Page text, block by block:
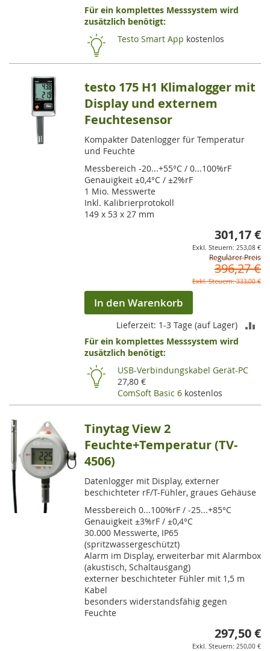
Für ein komplettes Messsystem wird
zusätzlich benötigt:
Testo Smart App kostenlos
testo 175 H1 Klimalogger mit
Display und externem
Feuchtesensor
Kompakter Datenlogger für Temperatur
und Feuchte
Messbereich -20...+55°C / 0...100%rF
Genauigkeit ±0,4°C / ±2%rF
1 Mio. Messwerte
Inkl. Kalibrierprotokoll
149 x 53 x 27 mm
301,17 €
253,08 €
Regulärer Preis
396,27 €
333,00 €
In den Warenkorb
Lieferzeit: 1-3 Tage (auf Lager)
Für ein komplettes Messsystem wird
zusätzlich benötigt:
USB-Verbindungskabel Gerät-PC
27,80 €
ComSoft Basic 6 kostenlos
Tinytag View 2
Feuchte+Temperatur (TV-
4506)
Datenlogger mit Display, externer
beschichteter rF/T-Fühler, graues Gehäuse
Messbereich 0...100%rF / -25...+85°C
Genauigkeit ±3%rF / ±0,4°C
30.000 Messwerte, IP65
(spritzwassergeschützt)
Alarm im Display, erweiterbar mit Alarmbox
(akustisch, Schaltausgang)
externer beschichteter Fühler mit 1,5 m
Kabel
besonders widerstandsfähig gegen
Feuchte
297,50 €
250,00 €